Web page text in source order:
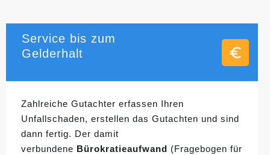
Service bis zum
Gelderhalt
Zahlreiche Gutachter erfassen Ihren
Unfallschaden, erstellen das Gutachten und sind
dann fertig. Der damit
verbundene Bürokratieaufwand (Fragebogen für